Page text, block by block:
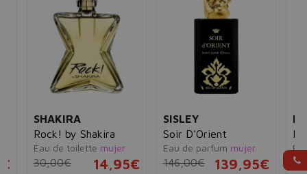
SHAKIRA
Rock! by Shakira
Eau de toilette mujer
30,00€ 14,95€
SISLEY
Soir D'Orient
Eau de parfum mujer
146,00€ 139,95€